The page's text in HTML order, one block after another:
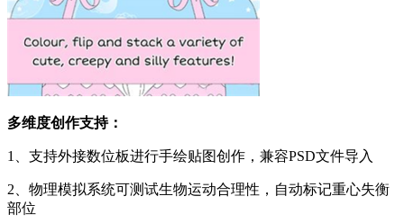
多维度创作支持：
1、支持外接数位板进行手绘贴图创作，兼容PSD文件导入
2、物理模拟系统可测试生物运动合理性，自动标记重心失衡
部位